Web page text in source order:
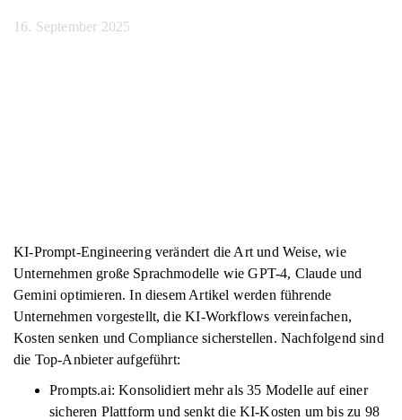
16. September 2025
KI-Prompt-Engineering verändert die Art und Weise, wie
Unternehmen große Sprachmodelle wie GPT-4, Claude und
Gemini optimieren. In diesem Artikel werden führende
Unternehmen vorgestellt, die KI-Workflows vereinfachen,
Kosten senken und Compliance sicherstellen. Nachfolgend sind
die Top-Anbieter aufgeführt:
Prompts.ai: Konsolidiert mehr als 35 Modelle auf einer
sicheren Plattform und senkt die KI-Kosten um bis zu 98